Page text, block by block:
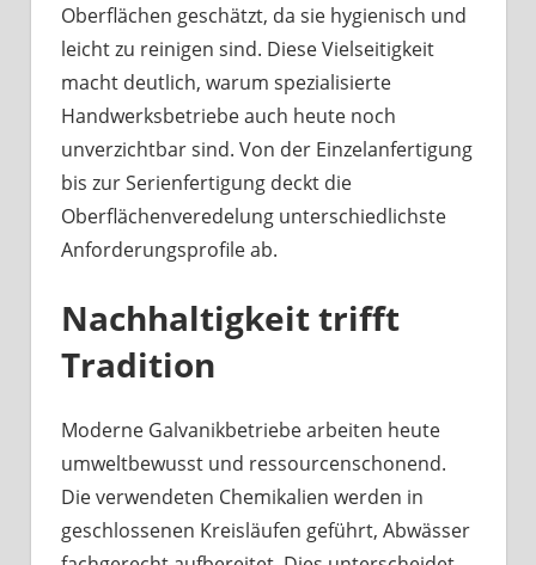
Oberflächen geschätzt, da sie hygienisch und
leicht zu reinigen sind. Diese Vielseitigkeit
macht deutlich, warum spezialisierte
Handwerksbetriebe auch heute noch
unverzichtbar sind. Von der Einzelanfertigung
bis zur Serienfertigung deckt die
Oberflächenveredelung unterschiedlichste
Anforderungsprofile ab.
Nachhaltigkeit trifft
Tradition
Moderne Galvanikbetriebe arbeiten heute
umweltbewusst und ressourcenschonend.
Die verwendeten Chemikalien werden in
geschlossenen Kreisläufen geführt, Abwässer